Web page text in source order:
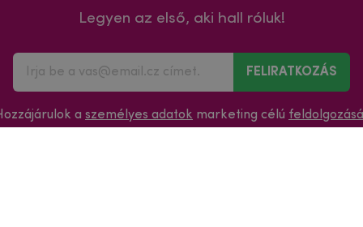
Legyen az első, aki hall róluk!
FELIRATKOZÁS
a személyes adatok marketing célú